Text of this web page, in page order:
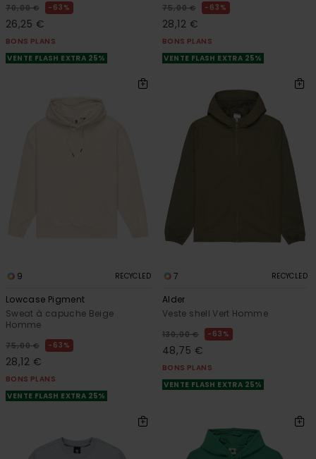
70,00 € 63%
26,25 €
BONS PLANS
VENTE FLASH EXTRA 25%
75,00 € 63%
28,12 €
BONS PLANS
VENTE FLASH EXTRA 25%
9 RECYCLED
Lowcase Pigment
Sweat à capuche Beige
Homme
75,00 € 63%
28,12 €
BONS PLANS
VENTE FLASH EXTRA 25%
7 RECYCLED
Alder
Veste shell Vert Homme
130,00 € 63%
48,75 €
BONS PLANS
VENTE FLASH EXTRA 25%